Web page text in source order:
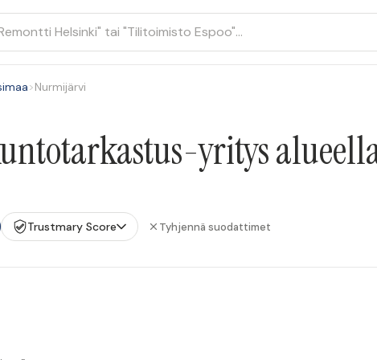
>Nurmijärvi
yritys
Trustmary Score Tyhjennä suodattimet